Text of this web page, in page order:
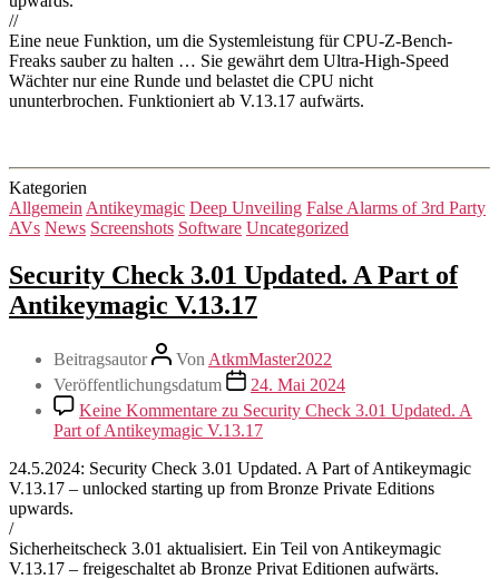
//
Eine neue Funktion, um die Systemleistung für CPU-Z-Bench-
Freaks sauber zu halten … Sie gewährt dem Ultra-High-Speed
Wächter nur eine Runde und belastet die CPU nicht
ununterbrochen. Funktioniert ab V.13.17 aufwärts.
Kategorien
Allgemein Antikeymagic Deep Unveiling False Alarms of 3rd Party
AVs News Screenshots Software Uncategorized
Security Check 3.01 Updated. A Part of
Antikeymagic V.13.17
Beitragsautor Von AtkmMaster2022
Veröffentlichungsdatum
24. Mai 2024
Keine Kommentare zu Security Check 3.01 Updated. A
Part of Antikeymagic V.13.17
24.5.2024: Security Check 3.01 Updated. A Part of Antikeymagic
V.13.17 – unlocked starting up from Bronze Private Editions
upwards.
/
Sicherheitscheck 3.01 aktualisiert. Ein Teil von Antikeymagic
V.13.17 – freigeschaltet ab Bronze Privat Editionen aufwärts.